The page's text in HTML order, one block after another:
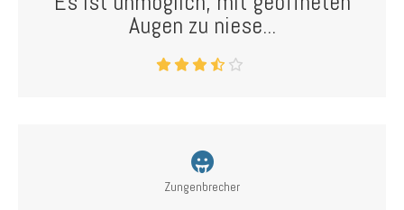
Augen zu niese...
Zungenbrecher